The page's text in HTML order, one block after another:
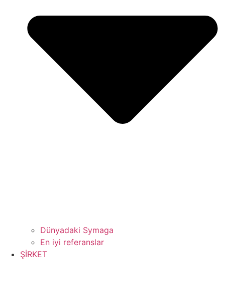
Dünyadaki Symaga
En iyi referanslar
ŞİRKET